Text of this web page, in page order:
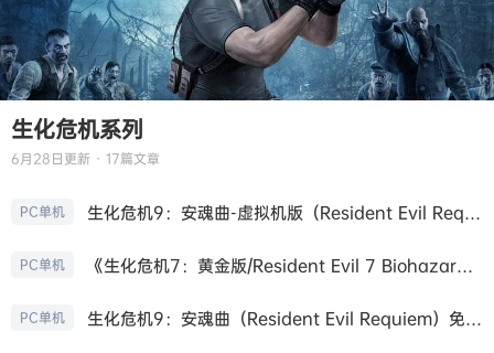
生化危机系列
6月28日更新 · 17篇文章
PC单机 生化危机9：安魂曲-虚拟机版（Resident Evil Requiem HYPERVISOR）免安装中文版
PC单机 《生化危机7：黄金版/Resident Evil 7 Biohazard》免安装中文版
PC单机 生化危机9：安魂曲（Resident Evil Requiem）免安装中文版